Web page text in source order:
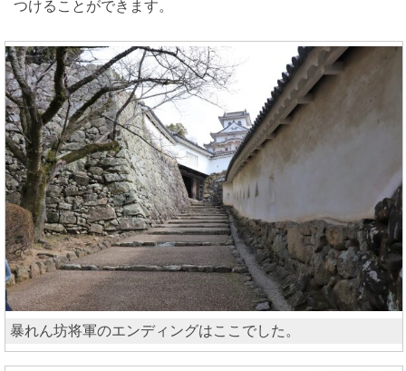
つけることができます。
暴れん坊将軍のエンディングはここでした。